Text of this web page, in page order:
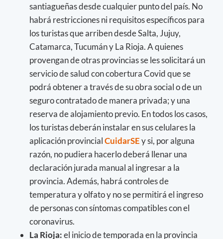
santiagueñas desde cualquier punto del país. No
habrá restricciones ni requisitos específicos para
los turistas que arriben desde Salta, Jujuy,
Catamarca, Tucumán y La Rioja. A quienes
provengan de otras provincias se les solicitará un
servicio de salud con cobertura Covid que se
podrá obtener a través de su obra social o de un
seguro contratado de manera privada; y una
reserva de alojamiento previo. En todos los casos,
los turistas deberán instalar en sus celulares la
aplicación provincialCuidarSEy si, por alguna
razón, no pudiera hacerlo deberá llenar una
declaración jurada manual al ingresar a la
provincia. Además, habrá controles de
temperatura y olfato y no se permitirá el ingreso
de personas con síntomas compatibles con el
coronavirus.
La Rioja:el inicio de temporada en la provincia